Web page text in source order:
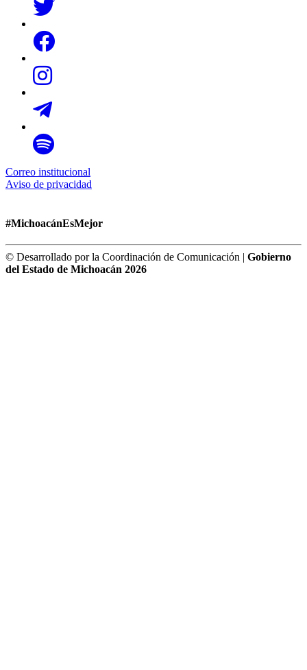
Correo institucional
Aviso de privacidad
#MichoacánEsMejor
© Desarrollado por la Coordinación de Comunicación | Gobierno
del Estado de Michoacán 2026